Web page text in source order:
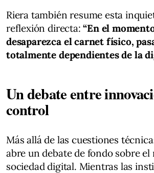
Riera también resume esta
reflexión directa:“En el
desaparezca el carnet físico,
totalmente dependientes de la
Un debate entre
control
Más allá de las cuestiones
abre un debate de fondo sobre el
sociedad digital. Mientras las